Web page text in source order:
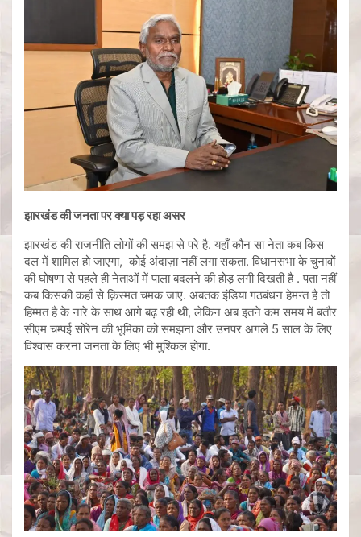
झारखंडकी जनता पर क्या पड़ रहा असर
झारखंड की राजनीति लोगों की समझ से परे है. यहाँ कौन सा नेता कब किस
दल में शामिल हो जाएगा, कोई अंदाज़ा नहीं लगा सकता. विधानसभा के चुनावों
की घोषणा से पहले ही नेताओं में पाला बदलने की होड़ लगी दिखती है . पता नहीं
कब किसकी कहाँ से क़िस्मत चमक जाए. अबतक इंडिया गठबंधन हेमन्त है तो
हिम्मत है के नारे के साथ आगे बढ़ रही थी, लेकिन अब इतने कम समय में बतौर
सीएम चम्पई सोरेन की भूमिका को समझना और उनपर अगले 5 साल के लिए
विश्वास करना जनता के लिए भी मुश्किल होगा.